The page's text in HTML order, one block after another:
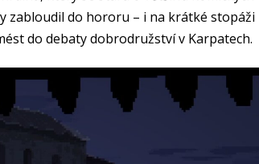
zabloudil do hororu – i na krátké stopáži
do debaty dobrodružství v Karpatech.